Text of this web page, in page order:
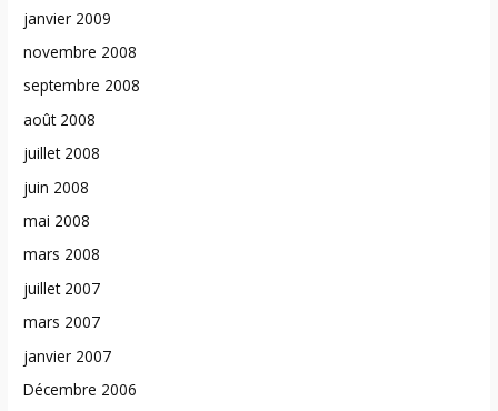
janvier 2009
novembre 2008
septembre 2008
août 2008
juillet 2008
juin 2008
mai 2008
mars 2008
juillet 2007
mars 2007
janvier 2007
Décembre 2006